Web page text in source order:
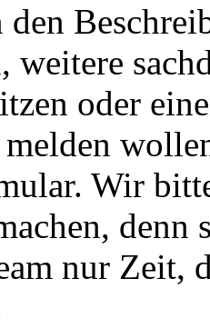
weitere
oder
Wir
nur Zeit,